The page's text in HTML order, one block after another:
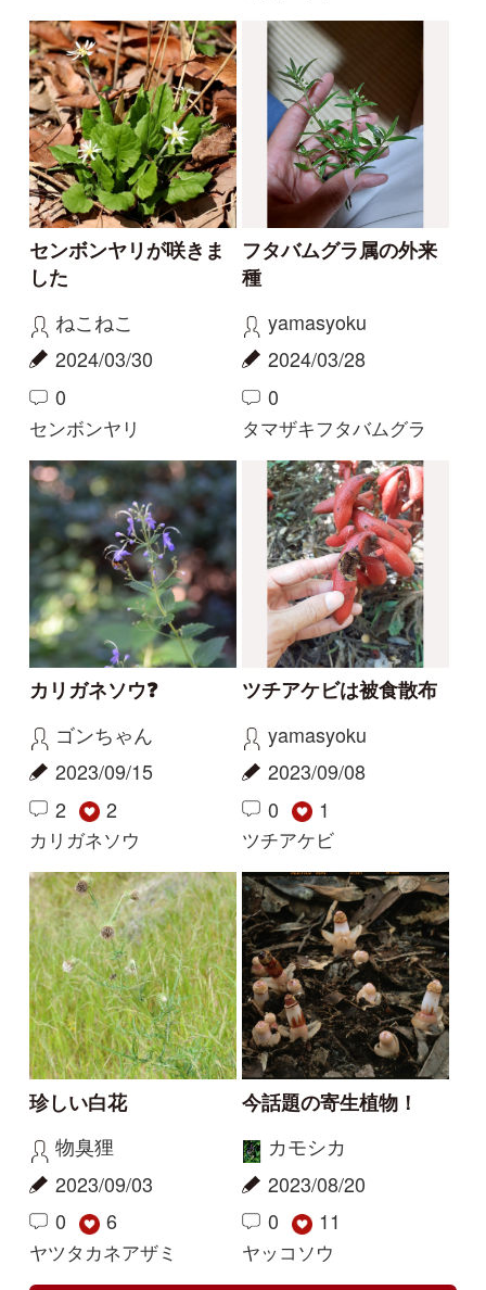
珍しい白花
物臭狸
2023/09/03
0 6
ヤツタカネアザミ
今話題の寄生植物！
カモシカ
2023/08/20
0 11
ヤッコソウ
もっとみる
解決済みのスレッド
解決
サクラソウの仲間？
Gaku
2026/05/29
2 1
その他（植物）
解決
花の名前を教えてくだ
さい
yoshim
2026/05/01
解決
この花の写真を教えて
ください
レザン
2026/04/19
2
1
タチガシワ
解決
花の名前を教えてくだ
さい
yoshim
2025/07/11
1
キツリフネ
解決 解決